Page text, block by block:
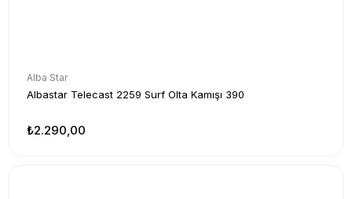
Alba Star
Albastar Telecast 2259 Surf Olta Kamışı 390
₺2.290,00